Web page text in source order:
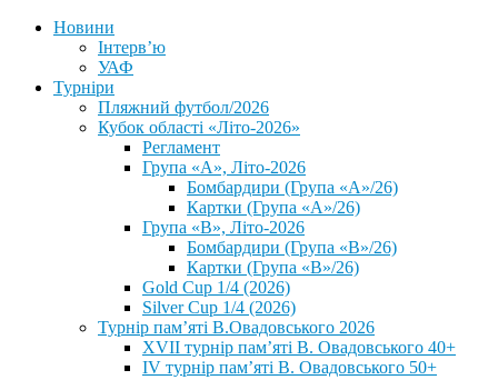
Новини
Інтерв’ю
УАФ
Турніри
Пляжний футбол/2026
Кубок області «Літо-2026»
Регламент
Група «А», Літо-2026
Бомбардири (Група «А»/26)
Картки (Група «А»/26)
Група «В», Літо-2026
Бомбардири (Група «В»/26)
Картки (Група «В»/26)
Gold Cup 1/4 (2026)
Silver Cup 1/4 (2026)
Турнір пам’яті В.Овадовського 2026
XVII турнір пам’яті В. Овадовського 40+
IV турнір пам’яті В. Овадовського 50+